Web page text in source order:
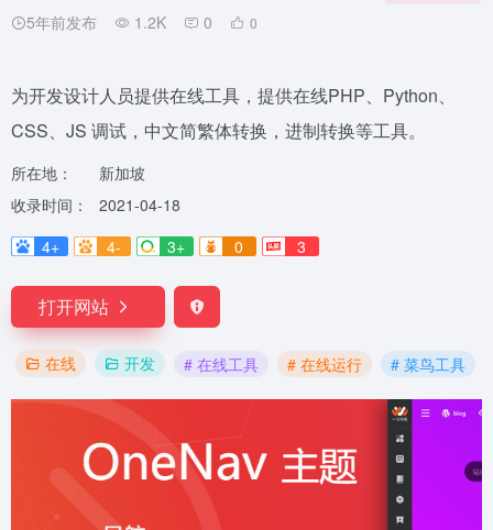
5年前发布 1.2K 0 0
为开发设计人员提供在线工具，提供在线PHP、Python、
CSS、JS 调试，中文简繁体转换，进制转换等工具。
所在地：
新加坡
收录时间：
2021-04-18
4+
4- 3+ 0 3
打开网站
在线 开发 # 在线工具 # 在线运行 # 菜鸟工具